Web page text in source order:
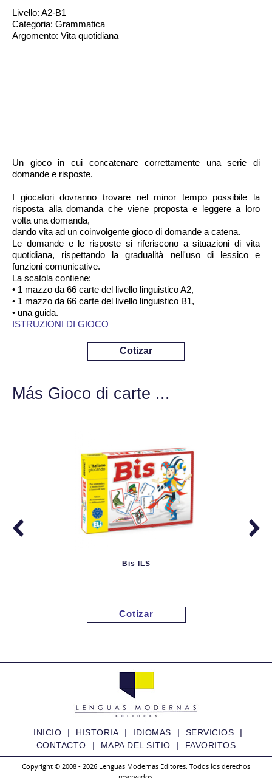
Livello: A2-B1
Categoria: Grammatica
Argomento: Vita quotidiana
Un gioco in cui concatenare correttamente una serie di
domande e risposte.
I giocatori dovranno trovare nel minor tempo possibile la
risposta alla domanda che viene proposta e leggere a loro
volta una domanda,
dando vita ad un coinvolgente gioco di domande a catena.
Le domande e le risposte si riferiscono a situazioni di vita
quotidiana, rispettando la gradualità nell'uso di lessico e
funzioni comunicative.
La scatola contiene:
• 1 mazzo da 66 carte del livello linguistico A2,
• 1 mazzo da 66 carte del livello linguistico B1,
• una guida.
ISTRUZIONI DI GIOCO
Cotizar
Más Gioco di carte ...
Bis ILS
Cotizar
INICIO | HISTORIA | IDIOMAS | SERVICIOS |
CONTACTO | MAPA DEL SITIO | FAVORITOS
Copyright © 2008 - 2026 Lenguas Modernas Editores. Todos los derechos